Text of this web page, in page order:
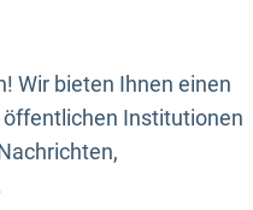
Wir bieten Ihnen einen
Institutionen